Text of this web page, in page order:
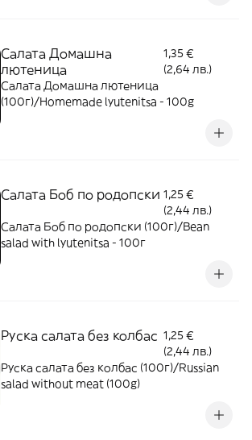
Салата Домашна
лютеница
1,35 €
(2,64 лв.)
Салата Домашна лютеница
(100г)/Homemade lyutenitsa - 100g
Cалата Боб по родопски 1,25 €
(2,44 лв.)
Cалата Боб по родопски (100г)/Bean
salad with lyutenitsa - 100г
Руска салата без колбас 1,25 €
(2,44 лв.)
Руска салата без колбас (100г)/Russian
salad without meat (100g)